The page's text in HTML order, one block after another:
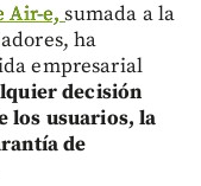
Air-e,sumada a la
ha
empresarial
decisión
los usuarios, la
de